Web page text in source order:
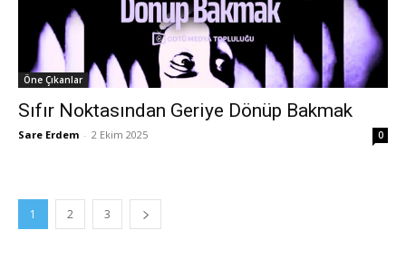
Öne Çıkanlar
Sıfır Noktasından Geriye Dönüp Bakmak
Sare Erdem - 2 Ekim 2025 0
1 2 3